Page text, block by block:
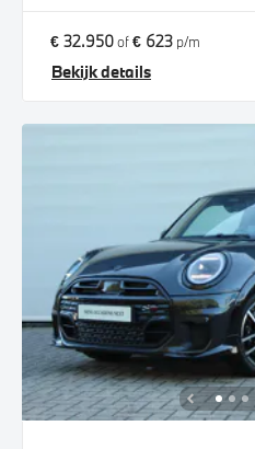
€ 32.950of€ 623 p/m
Bekijk details